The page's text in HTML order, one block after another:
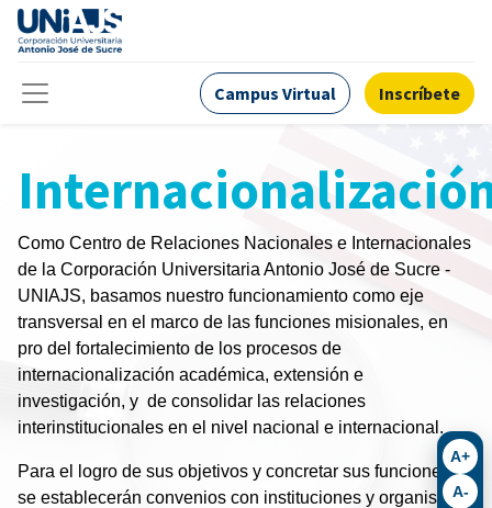
Campus Virtual Inscríbete
Como Centro de Relaciones Nacionales e Internacionales
de la Corporación Universitaria Antonio José de Sucre -
UNIAJS, basamos nuestro funcionamiento como eje
transversal en el marco de las funciones misionales, en
pro del fortalecimiento de los procesos de
internacionalización académica, extensión e
investigación, y de consolidar las relaciones
interinstitucionales en el nivel nacional e internacional.
Para el logro de sus objetivos y concretar sus funciones,
se establecerán convenios con instituciones y organismos
A+
A-